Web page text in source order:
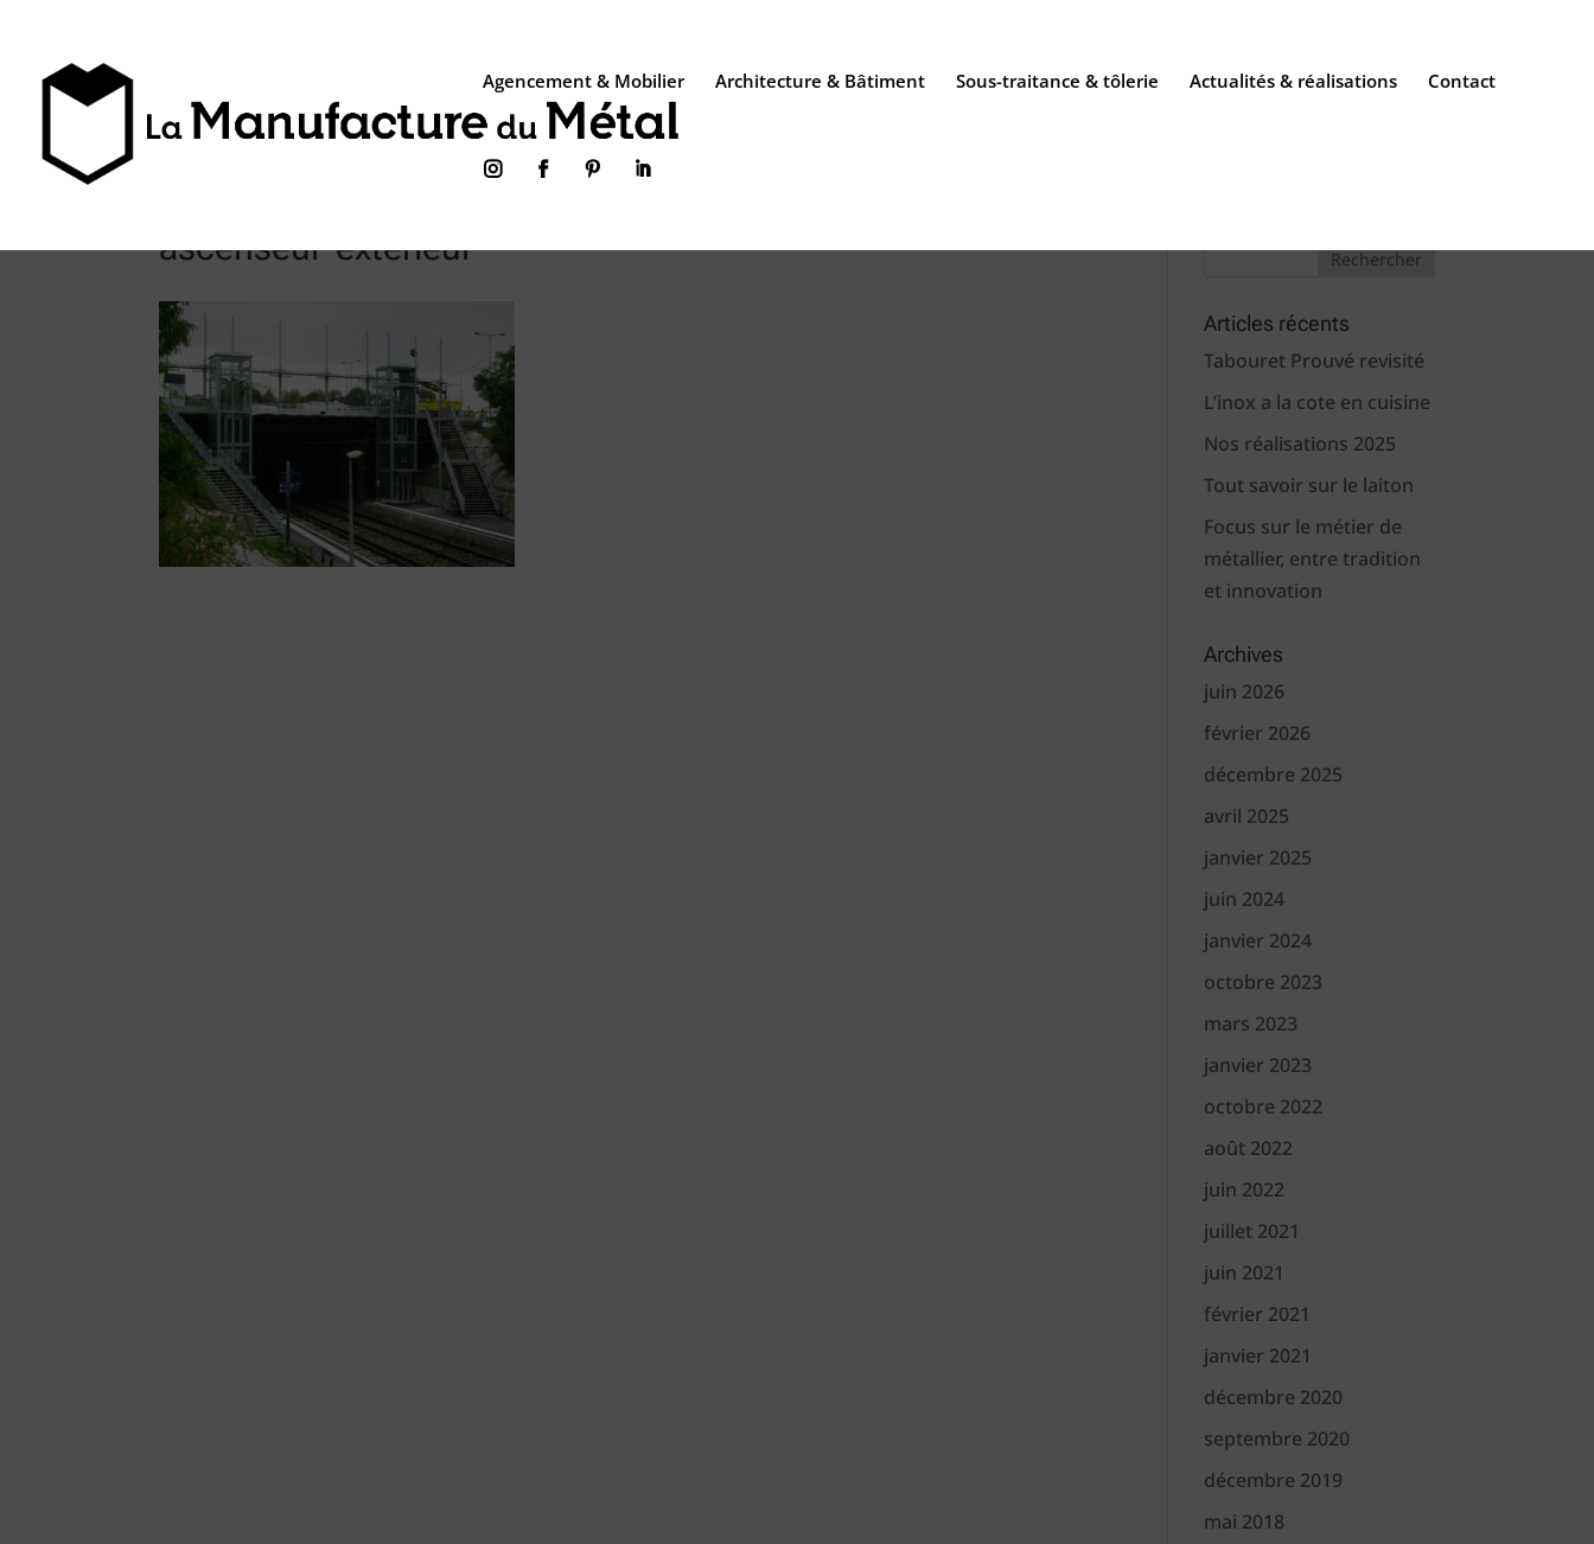
Agencement & Mobilier Architecture & Bâtiment Sous-traitance & tôlerie Actualités & réalisations Contact
   
ascenseur-exterieur
Articles récents
Tabouret Prouvé revisité
L’inox a la cote en cuisine
Nos réalisations 2025
Tout savoir sur le laiton
Focus sur le métier de
métallier, entre tradition
et innovation
Archives
juin 2026
février 2026
décembre 2025
avril 2025
janvier 2025
juin 2024
janvier 2024
octobre 2023
mars 2023
janvier 2023
octobre 2022
août 2022
juin 2022
juillet 2021
juin 2021
février 2021
janvier 2021
décembre 2020
septembre 2020
décembre 2019
mai 2018